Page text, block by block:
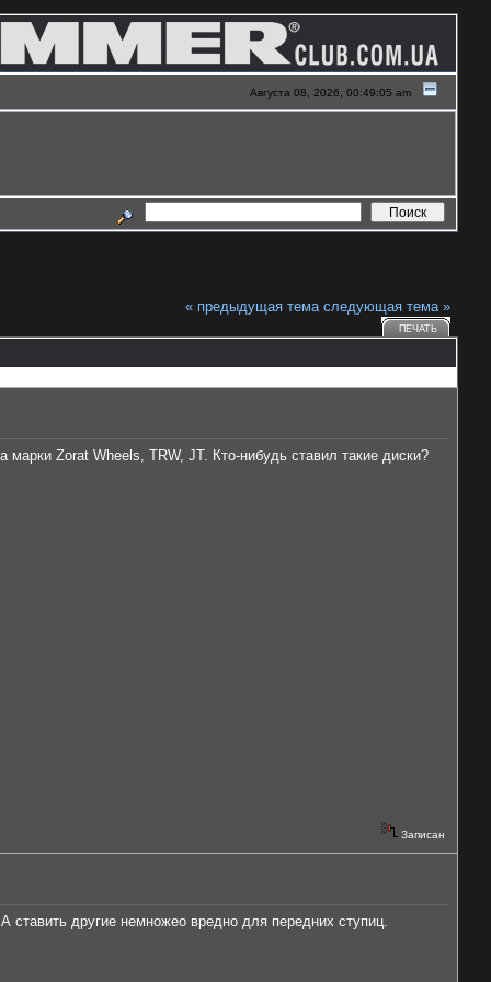
Августа 08, 2026, 00:49:05 am
« предыдущая тема следующая тема »
ПЕЧАТЬ
Zorat Wheels, TRW, JT. Кто-нибудь ставил такие диски?
Записан
другие немножео вредно для передних ступиц.